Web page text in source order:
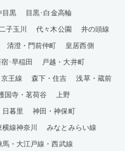
目黒
目黒･白金高輪
子玉川 代々木公園
井の頭線
清澄・門前仲町
皇居西側
･早稲田
戸越・大井町
京王線 森下・住吉
浅草・蔵前
国寺・茗荷谷
上野
日暮里
神田・神保町
横線神奈川
みなとみらい線
馬・大江戸線・西武線